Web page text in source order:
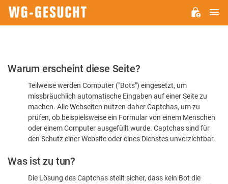
Bitte
dass
sind
Warum erscheint diese Seite?
Teilweise werden Computer ("Bots") eingesetzt, um
missbräuchlich automatische Eingaben auf einer Seite zu
machen. Alle Webseiten nutzen daher Captchas, um zu
prüfen, ob beispielsweise ein Formular von einem Menschen
oder einem Computer ausgefüllt wurde. Captchas sind für
den Schutz einer Website oder eines Dienstes unverzichtbar.
Was ist zu tun?
Die Lösung des Captchas stellt sicher, dass kein Bot die